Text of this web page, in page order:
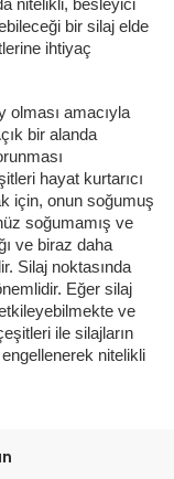
nitelikli, besleyici
bir silaj elde
ihtiyaç
olması amacıyla
bir alanda
hayat kurtarıcı
için, onun soğumuş
soğumamış ve
ve biraz daha
Silaj noktasında
Eğer silaj
ve
ile silajların
nitelikli